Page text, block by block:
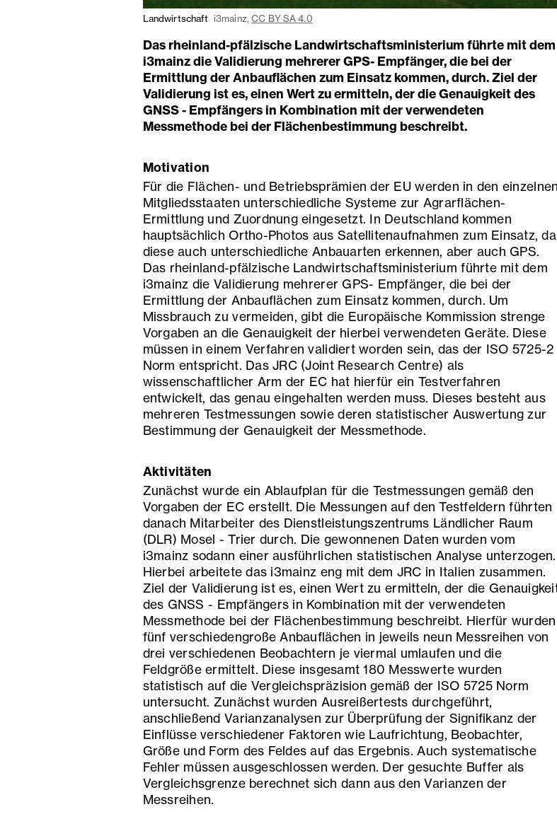
Landwirtschaft i3mainz,CC BY SA 4.0
Das rheinland-pfälzische Landwirtschaftsministerium führte mit dem
i3mainz die Validierung mehrerer GPS- Empfänger, die bei der
Ermittlung der Anbauflächen zum Einsatz kommen, durch. Ziel der
Validierung ist es, einen Wert zu ermitteln, der die Genauigkeit des
GNSS - Empfängers in Kombination mit der verwendeten
Messmethode bei der Flächenbestimmung beschreibt.
Motivation
Für die Flächen- und Betriebsprämien der EU werden in den einzelnen
Mitgliedsstaaten unterschiedliche Systeme zur Agrarflächen-
Ermittlung und Zuordnung eingesetzt. In Deutschland kommen
hauptsächlich Ortho-Photos aus Satellitenaufnahmen zum Einsatz, da
diese auch unterschiedliche Anbauarten erkennen, aber auch GPS.
Das rheinland-pfälzische Landwirtschaftsministerium führte mit dem
i3mainz die Validierung mehrerer GPS- Empfänger, die bei der
Ermittlung der Anbauflächen zum Einsatz kommen, durch. Um
Missbrauch zu vermeiden, gibt die Europäische Kommission strenge
Vorgaben an die Genauigkeit der hierbei verwendeten Geräte. Diese
müssen in einem Verfahren validiert worden sein, das der ISO 5725-2
Norm entspricht. Das JRC (Joint Research Centre) als
wissenschaftlicher Arm der EC hat hierfür ein Testverfahren
entwickelt, das genau eingehalten werden muss. Dieses besteht aus
mehreren Testmessungen sowie deren statistischer Auswertung zur
Bestimmung der Genauigkeit der Messmethode.
Aktivitäten
Zunächst wurde ein Ablaufplan für die Testmessungen gemäß den
Vorgaben der EC erstellt. Die Messungen auf den Testfeldern führten
danach Mitarbeiter des Dienstleistungszentrums Ländlicher Raum
(DLR) Mosel - Trier durch. Die gewonnenen Daten wurden vom
i3mainz sodann einer ausführlichen statistischen Analyse unterzogen.
Hierbei arbeitete das i3mainz eng mit dem JRC in Italien zusammen.
Ziel der Validierung ist es, einen Wert zu ermitteln, der die
des GNSS - Empfängers in Kombination mit der verwendeten
Messmethode bei der Flächenbestimmung beschreibt. Hierfür wurden
fünf verschiedengroße Anbauflächen in jeweils neun Messreihen von
drei verschiedenen Beobachtern je viermal umlaufen und die
Feldgröße ermittelt. Diese insgesamt 180 Messwerte wurden
statistisch auf die Vergleichspräzision gemäß der ISO 5725 Norm
untersucht. Zunächst wurden Ausreißertests durchgeführt,
anschließend Varianzanalysen zur Überprüfung der Signifikanz der
Einflüsse verschiedener Faktoren wie Laufrichtung, Beobachter,
Größe und Form des Feldes auf das Ergebnis. Auch systematische
Fehler müssen ausgeschlossen werden. Der gesuchte Buffer als
Vergleichsgrenze berechnet sich dann aus den Varianzen der
Messreihen.